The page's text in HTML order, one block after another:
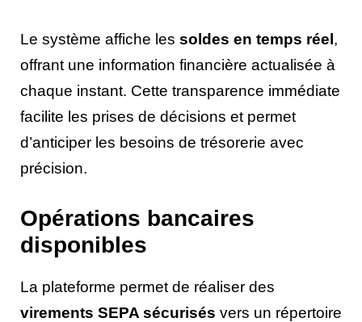
Le système affiche les soldes en temps réel ,
offrant une information financière actualisée à
chaque instant. Cette transparence immédiate
facilite les prises de décisions et permet
d’anticiper les besoins de trésorerie avec
précision.
Opérations bancaires
disponibles
La plateforme permet de réaliser des
virements SEPA sécurisés vers un répertoire